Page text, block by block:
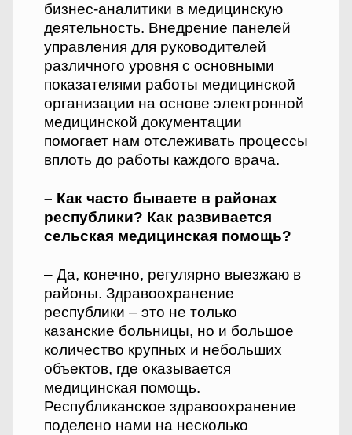
бизнес-аналитики в медицинскую
деятельность. Внедрение панелей
управления для руководителей
различного уровня с основными
показателями работы медицинской
организации на основе электронной
медицинской документации
помогает нам отслеживать процессы
вплоть до работы каждого врача.
– Как часто бываете в районах
республики? Как развивается
сельская медицинская помощь?
– Да, конечно, регулярно выезжаю в
районы. Здравоохранение
республики – это не только
казанские больницы, но и большое
количество крупных и небольших
объектов, где оказывается
медицинская помощь.
Республиканское здравоохранение
поделено нами на несколько